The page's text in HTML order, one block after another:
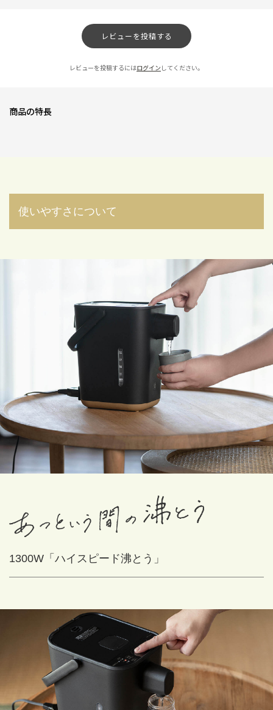
フォルムがとてもかわいくて気に入っています。
温度調節もでき、活躍してくれそうです。スマートなフォルムなので置き場
レビューを投稿する
レビューを投稿するにはログイン してください。
商品の特長
使いやすさについて
1300W「ハイスピード沸とう」